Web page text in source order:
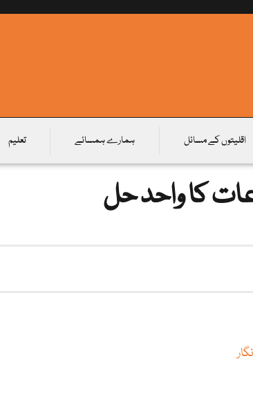
اقلیتوں کے مسائل ہمارے ہمسائے تعلیم
کا واحد حل